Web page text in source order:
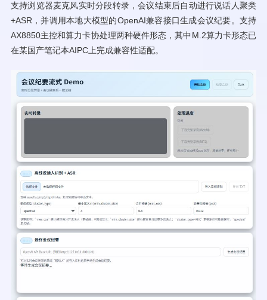
支持浏览器麦克风实时分段转录，会议结束后自动进行说话人聚类
+ASR，并调用本地大模型的OpenAI兼容接口生成会议纪要。支持
AX8850主控和算力卡协处理两种硬件形态，其中M.2算力卡形态已
在某国产笔记本AIPC上完成兼容性适配。